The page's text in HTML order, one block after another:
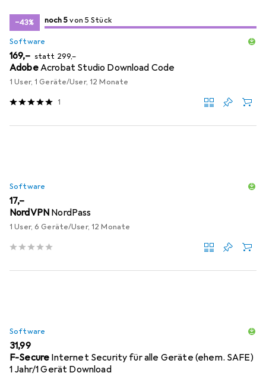
−43% 5/ 5
5von 5 Stück
noch 5 von 5 Stück
Software
EUR
169,– statt EUR
299,–
AdobeAcrobat Studio Download Code
1 User, 1 Geräte/User, 12 Monate
1
Software
EUR
17,–
NordVPN NordPass
1 User, 6 Geräte/User, 12 Monate
Software
EUR
31,99
F-Secure Internet Security für alle Geräte (ehem. SAFE)
1 Jahr/1 Gerät Download